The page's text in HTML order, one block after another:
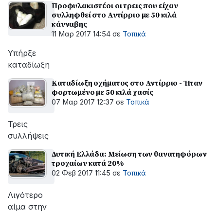
Προφυλακιστέοι οι τρεις που είχαν
συλληφθεί στο Αντίρριο με 50 κιλά
κάνναβης
11 Μαρ 2017 14:54 σε Τοπικά
Υπήρξε
καταδίωξη
Καταδίωξη οχήματος στο Αντίρριο - Ήταν
φορτωμένο με 50 κιλά χασίς
07 Μαρ 2017 12:37 σε Τοπικά
Τρεις
συλλήψεις
Δυτική Ελλάδα: Μείωση των θανατηφόρων
τροχαίων κατά 20%
02 Φεβ 2017 11:45 σε Τοπικά
Λιγότερο
αίμα στην